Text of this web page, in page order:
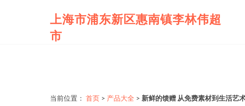
上海市浦东新区惠南镇李林伟超
市
当前位置： 首页 > 产品大全 > 新鲜的馈赠 从免费素材到生活艺